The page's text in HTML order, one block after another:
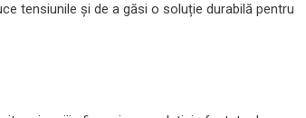
tensiunile și de a găsi o soluție durabilă pentru